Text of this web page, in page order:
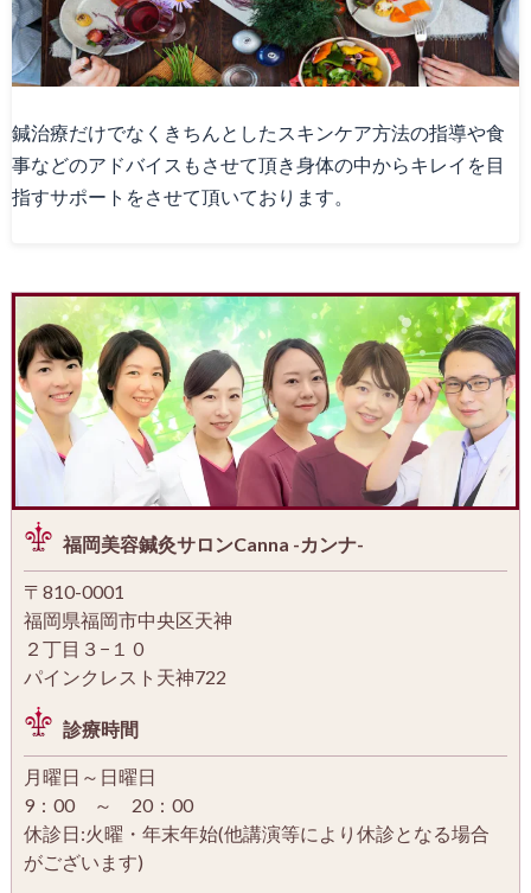
鍼治療だけでなくきちんとしたスキンケア方法の指導や食
事などのアドバイスもさせて頂き身体の中からキレイを目
指すサポートをさせて頂いております。
福岡美容鍼灸サロンCanna -カンナ-
〒810-0001
福岡県福岡市中央区天神
２丁目３−１０
パインクレスト天神722
診療時間
月曜日～日曜日
9：00 ～ 20：00
休診日:火曜・年末年始(他講演等により休診となる場合
がございます)